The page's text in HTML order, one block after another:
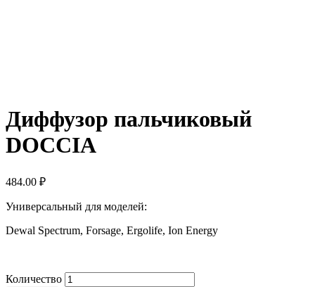
Диффузор пальчиковый
DOCCIA
484.00 ₽
Универсальный для моделей:
Dewal Spectrum, Forsage, Ergolife, Ion Energy
Количество